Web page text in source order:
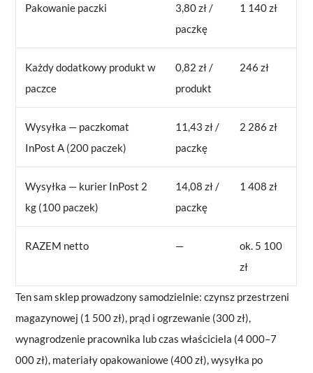
Pakowanie paczki
3,80 zł /
paczkę
1 140 zł
Każdy dodatkowy produkt w
paczce
0,82 zł /
produkt
246 zł
Wysyłka — paczkomat
InPost A (200 paczek)
11,43 zł /
paczkę
2 286 zł
Wysyłka — kurier InPost 2
kg (100 paczek)
14,08 zł /
paczkę
1 408 zł
RAZEM netto —
ok. 5 100
zł
Ten sam sklep prowadzony samodzielnie: czynsz przestrzeni
magazynowej (1 500 zł), prąd i ogrzewanie (300 zł),
wynagrodzenie pracownika lub czas właściciela (4 000–7
000 zł), materiały opakowaniowe (400 zł), wysyłka po